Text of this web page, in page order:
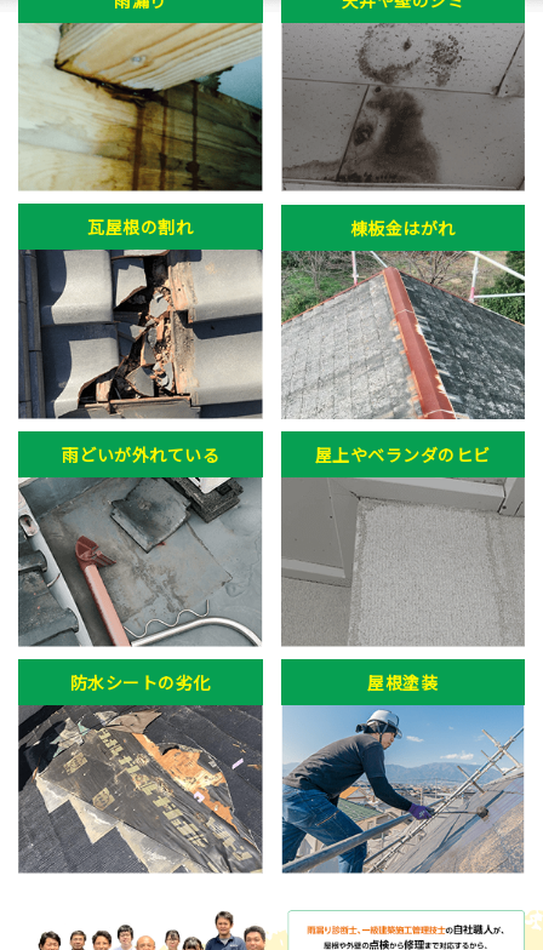
瓦屋根の割れ 棟板金はがれ
雨どいが外れている 屋上やベランダのヒビ
防水シートの劣化 屋根塗装